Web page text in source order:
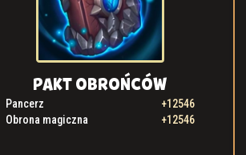
PAKT OBROŃCÓW
Pancerz
+12546
Obrona magiczna
+12546